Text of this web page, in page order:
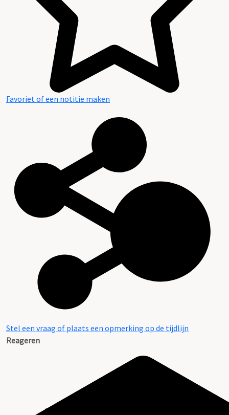
Favoriet of een notitie maken
Stel een vraag of plaats een opmerking op de tijdlijn
Reageren